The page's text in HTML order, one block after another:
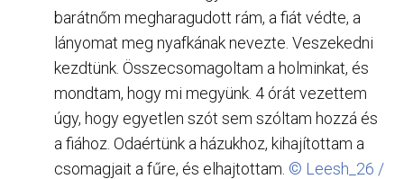
barátnőm megharagudott rám, a fiát védte, a
lányomat meg nyafkának nevezte. Veszekedni
kezdtünk. Összecsomagoltam a holminkat, és
mondtam, hogy mi megyünk. 4 órát vezettem
úgy, hogy egyetlen szót sem szóltam hozzá és
a fiához. Odaértünk a házukhoz, kihajítottam a
csomagjait a fűre, és elhajtottam. © Leesh_26 /